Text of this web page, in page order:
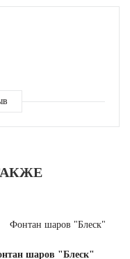
шаров "Блеск"